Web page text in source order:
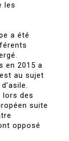
les
a été
en 2015 a
au sujet
lors des
suite
opposé